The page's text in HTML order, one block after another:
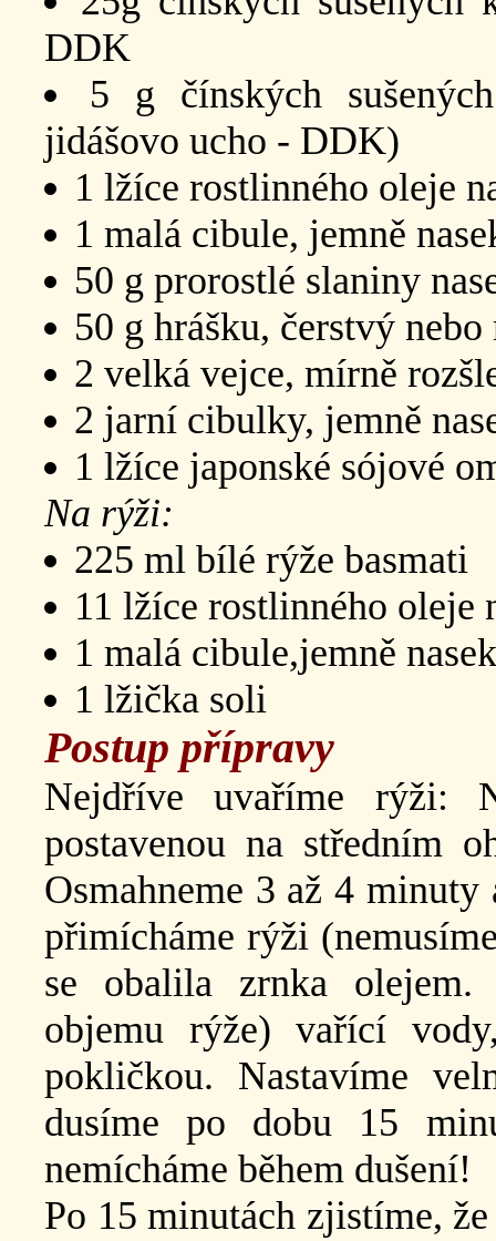
DDK
5 g čínských
jidášovo ucho - DDK)
1 lžíce rostlinného oleje
1 malá cibule, jemně
50 g prorostlé slaniny
50 g hrášku, čerstvý nebo
2 velká vejce, mírně
2 jarní cibulky, jemně
1 lžíce japonské sójové
Na rýži:
225 ml bílé rýže basmati
11 lžíce rostlinného oleje
1 malá cibule,jemně
1 lžička soli
Postup přípravy
Nejdříve uvaříme rýži:
postavenou na středním
Osmahneme 3 až 4
přimícháme rýži
se obalila zrnka olejem.
objemu rýže) vařící
pokličkou. Nastavíme
dusíme po dobu 15
nemícháme během dušení!
Po 15 minutách zjistíme,